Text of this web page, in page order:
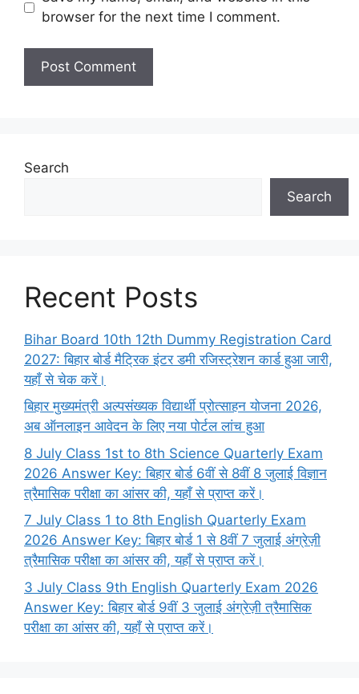
browser for the next time I comment.
Search
Search
Recent Posts
Bihar Board 10th 12th Dummy Registration Card
2027: बिहार बोर्ड मैट्रिक इंटर डमी रजिस्ट्रेशन कार्ड हुआ जारी,
यहाँ से चेक करें।
बिहार मुख्यमंत्री अल्पसंख्यक विद्यार्थी प्रोत्साहन योजना 2026,
अब ऑनलाइन आवेदन के लिए नया पोर्टल लांच हुआ
8 July Class 1st to 8th Science Quarterly Exam
2026 Answer Key: बिहार बोर्ड 6वीं से 8वीं 8 जुलाई विज्ञान
त्रैमासिक परीक्षा का आंसर की, यहाँ से प्राप्त करें।
7 July Class 1 to 8th English Quarterly Exam
2026 Answer Key: बिहार बोर्ड 1 से 8वीं 7 जुलाई अंग्रेज़ी
त्रैमासिक परीक्षा का आंसर की, यहाँ से प्राप्त करें।
3 July Class 9th English Quarterly Exam 2026
Answer Key: बिहार बोर्ड 9वीं 3 जुलाई अंग्रेज़ी त्रैमासिक
परीक्षा का आंसर की, यहाँ से प्राप्त करें।